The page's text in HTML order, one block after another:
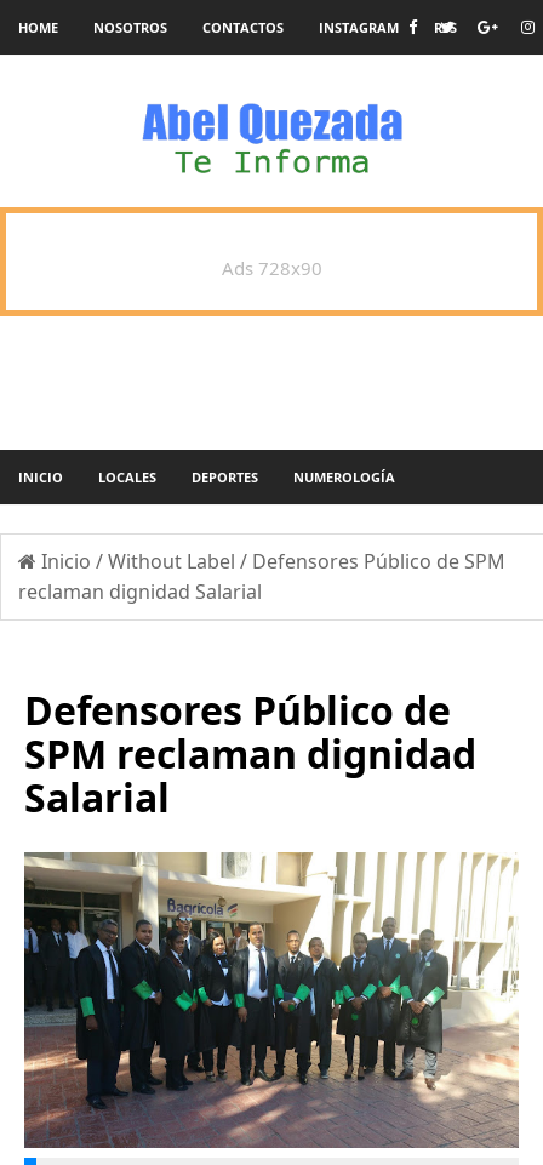
HOME NOSOTROS CONTACTOS INSTAGRAM RSS
Ads 728x90
INICIO LOCALES DEPORTES NUMEROLOGÍA
Inicio /Without Label / Defensores Público de SPM
reclaman dignidad Salarial
Defensores Público de
SPM reclaman dignidad
Salarial